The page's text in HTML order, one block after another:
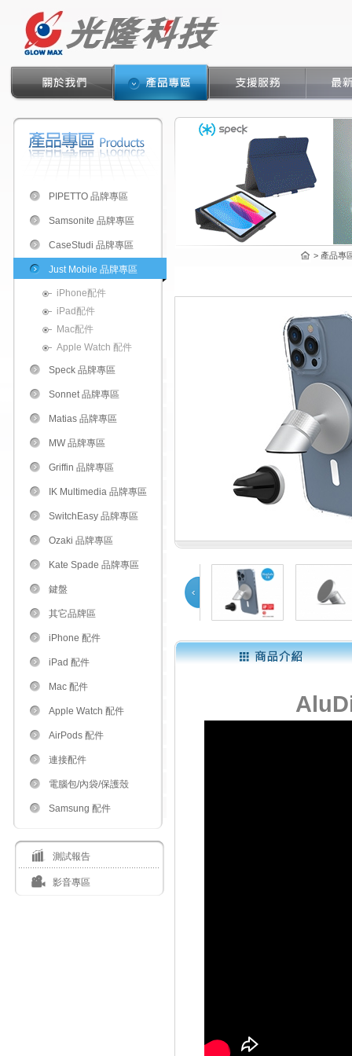
PIPETTO 品牌專區
Samsonite 品牌專區
CaseStudi 品牌專區
Just Mobile 品牌專區
iPhone配件
iPad配件
Mac配件
Apple Watch 配件
Speck 品牌專區
Sonnet 品牌專區
Matias 品牌專區
MW 品牌專區
Griffin 品牌專區
IK Multimedia 品牌專區
SwitchEasy 品牌專區
Ozaki 品牌專區
Kate Spade 品牌專區
鍵盤
其它品牌區
iPhone 配件
iPad 配件
Mac 配件
Apple Watch 配件
AirPods 配件
連接配件
電腦包/內袋/保護殼
Samsung 配件
測試報告
影音專區
> 產品專